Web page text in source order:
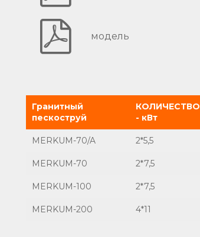
модель
Гранитный
пескоструй
КОЛИЧЕСТВО
- кВт
MERKUM-70/A 2*5,5
MERKUM-70 2*7,5
MERKUM-100 2*7,5
MERKUM-200 4*11